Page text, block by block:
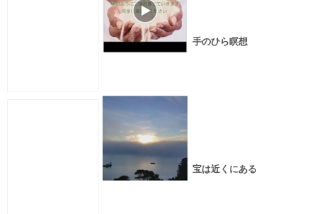
手のひら瞑想
宝は近くにある